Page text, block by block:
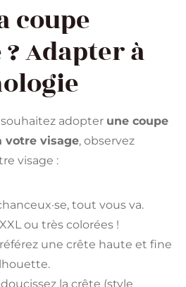
coupe
Adapter à
souhaitez adopter une coupe
votre visage, observez
visage :
tout vous va.
ou très colorées !
une crête haute et fine
la crête (style